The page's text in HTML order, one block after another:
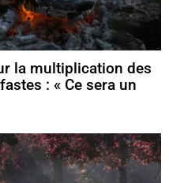
la multiplication des
: « Ce sera un